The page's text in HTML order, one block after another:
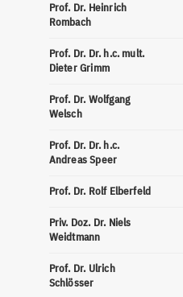
Prof. Dr. Heinrich
Rombach
Prof. Dr. Dr. h.c. mult.
Dieter Grimm
Prof. Dr. Wolfgang
Welsch
Prof. Dr. Dr. h.c.
Andreas Speer
Prof. Dr. Rolf Elberfeld
Priv. Doz. Dr. Niels
Weidtmann
Prof. Dr. Ulrich
Schlösser